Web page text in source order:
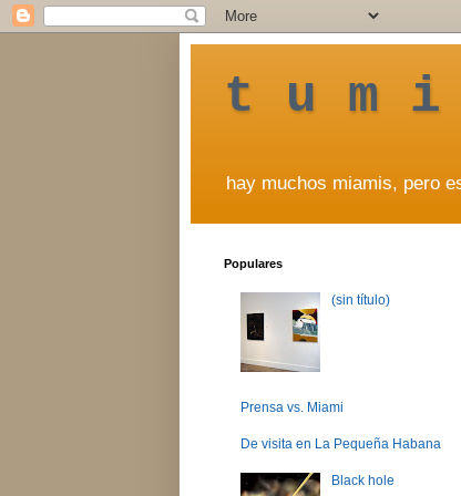
t u m i
hay muchos miamis, pero
Populares
(sin título)
Prensa vs. Miami
De visita en La Pequeña Habana
Black hole